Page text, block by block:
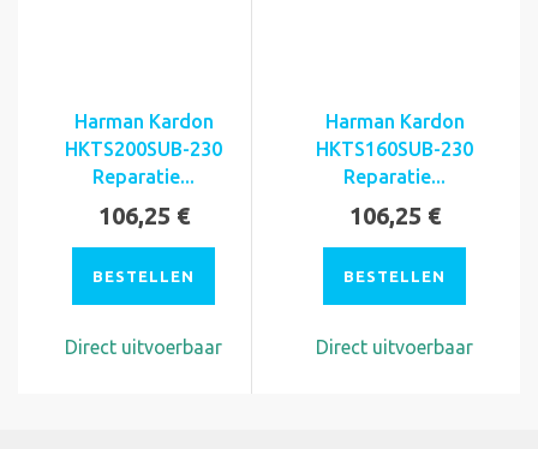
Harman Kardon
HKTS200SUB-230
Reparatie...
106,25 €
BESTELLEN
Direct uitvoerbaar
Harman Kardon
HKTS160SUB-230
Reparatie...
106,25 €
BESTELLEN
Direct uitvoerbaar